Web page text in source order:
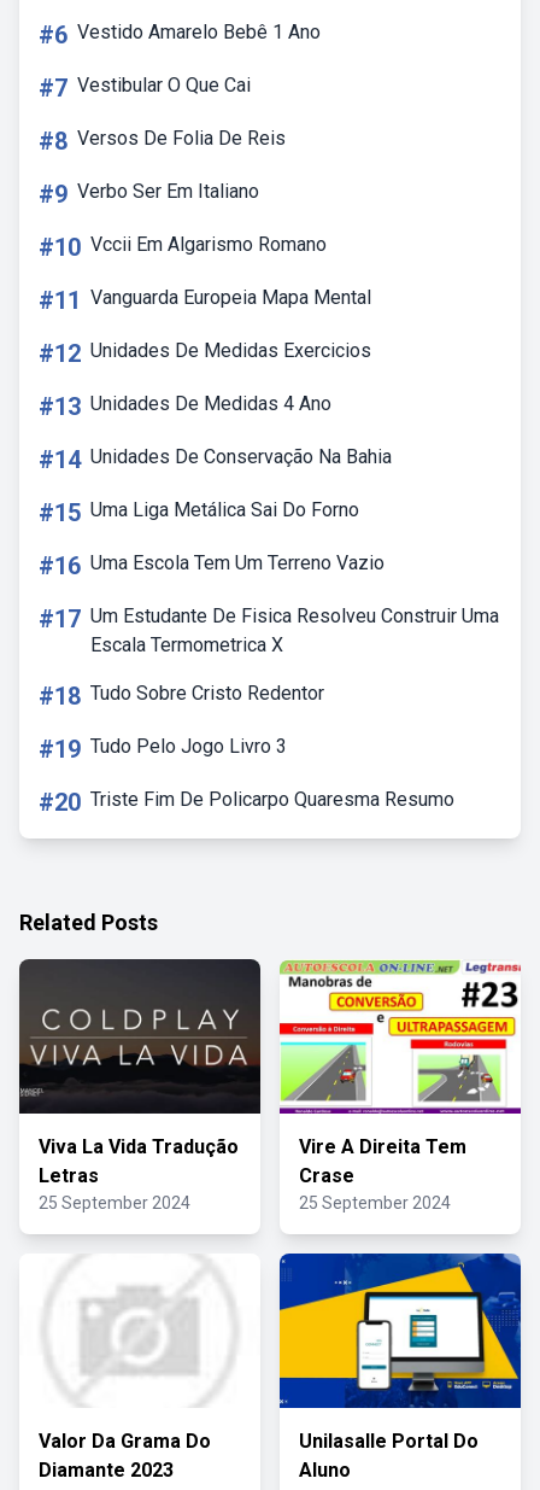
#6 Vestido Amarelo Bebê 1 Ano
#7 Vestibular O Que Cai
#8 Versos De Folia De Reis
#9 Verbo Ser Em Italiano
#10 Vccii Em Algarismo Romano
#11 Vanguarda Europeia Mapa Mental
#12 Unidades De Medidas Exercicios
#13 Unidades De Medidas 4 Ano
#14 Unidades De Conservação Na Bahia
#15 Uma Liga Metálica Sai Do Forno
#16 Uma Escola Tem Um Terreno Vazio
#17 Um Estudante De Fisica Resolveu Construir Uma
Escala Termometrica X
#18 Tudo Sobre Cristo Redentor
#19 Tudo Pelo Jogo Livro 3
#20 Triste Fim De Policarpo Quaresma Resumo
Related Posts
Viva La Vida Tradução
Letras
25 September 2024
Vire A Direita Tem
Crase
25 September 2024
Valor Da Grama Do
Diamante 2023
Unilasalle Portal Do
Aluno